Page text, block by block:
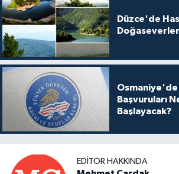
Düzce'de
Osmaniye'de
Başvuruları
Başlayacak?
EDITÖR HAKKINDA